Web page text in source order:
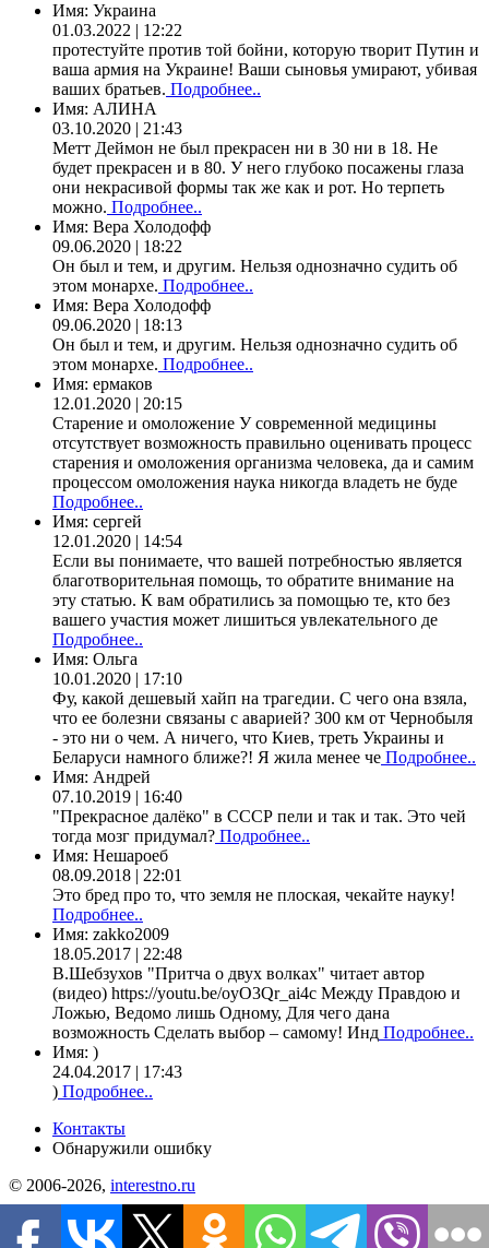
Имя: Украина
01.03.2022 | 12:22
протестуйте против той бойни, которую творит Путин и
ваша армия на Украине! Ваши сыновья умирают, убивая
ваших братьев. Подробнее..
Имя: АЛИНА
03.10.2020 | 21:43
Метт Деймон не был прекрасен ни в 30 ни в 18. Не
будет прекрасен и в 80. У него глубоко посажены глаза
они некрасивой формы так же как и рот. Но терпеть
можно. Подробнее..
Имя: Вера Холодофф
09.06.2020 | 18:22
Он был и тем, и другим. Нельзя однозначно судить об
этом монархе. Подробнее..
Имя: Вера Холодофф
09.06.2020 | 18:13
Он был и тем, и другим. Нельзя однозначно судить об
этом монархе. Подробнее..
Имя: ермаков
12.01.2020 | 20:15
Старение и омоложение У современной медицины
отсутствует возможность правильно оценивать процесс
старения и омоложения организма человека, да и самим
процессом омоложения наука никогда владеть не буде
Подробнее..
Имя: сергей
12.01.2020 | 14:54
Если вы понимаете, что вашей потребностью является
благотворительная помощь, то обратите внимание на
эту статью. К вам обратились за помощью те, кто без
вашего участия может лишиться увлекательного де
Подробнее..
Имя: Ольга
10.01.2020 | 17:10
Фу, какой дешевый хайп на трагедии. С чего она взяла,
что ее болезни связаны с аварией? 300 км от Чернобыля
- это ни о чем. А ничего, что Киев, треть Украины и
Беларуси намного ближе?! Я жила менее че Подробнее..
Имя: Андрей
07.10.2019 | 16:40
"Прекрасное далёко" в СССР пели и так и так. Это чей
тогда мозг придумал? Подробнее..
Имя: Нешароеб
08.09.2018 | 22:01
Это бред про то, что земля не плоская, чекайте науку!
Подробнее..
Имя: zakko2009
18.05.2017 | 22:48
В.Шебзухов "Притча о двух волках" читает автор
(видео) https://youtu.be/oyO3Qr_ai4c Между Правдою и
Ложью, Ведомо лишь Одному, Для чего дана
возможность Сделать выбор – самому! Инд Подробнее..
Имя: )
24.04.2017 | 17:43
) Подробнее..
Контакты
Обнаружили ошибку
© 2006-2026, interestno.ru